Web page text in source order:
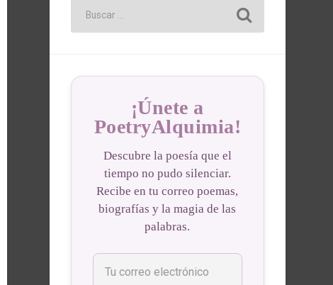
¡Únete a
PoetryAlquimia!
Descubre la poesía que el
tiempo no pudo silenciar.
Recibe en tu correo poemas,
biografías y la magia de las
palabras.